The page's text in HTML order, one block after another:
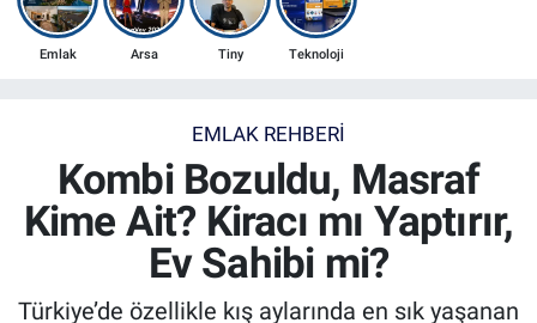
Emlak Arsa Tiny Teknoloji
EMLAK REHBERI
Kombi Bozuldu, Masraf
Kime Ait? Kiracı mı Yaptırır,
Ev Sahibi mi?
Türkiye’de özellikle kış aylarında en sık yaşanan